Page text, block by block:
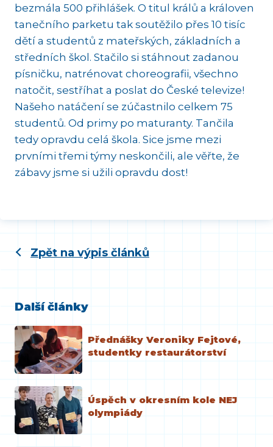
bezmála 500 přihlášek. O titul králů a královen
tanečního parketu tak soutěžilo přes 10 tisíc
dětí a studentů z mateřských, základních a
středních škol. Stačilo si stáhnout zadanou
písničku, natrénovat choreografii, všechno
natočit, sestříhat a poslat do České televize!
Našeho natáčení se zúčastnilo celkem 75
studentů. Od primy po maturanty. Tančila
tedy opravdu celá škola. Sice jsme mezi
prvními třemi týmy neskončili, ale věřte, že
zábavy jsme si užili opravdu dost!
Zpět na výpis článků
Další články
Přednášky Veroniky Fejtové,
studentky restaurátorství
Úspěch v okresním kole NEJ
olympiády